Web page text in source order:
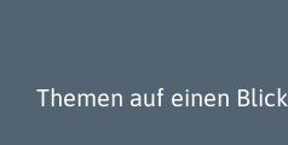
Themen auf einen Blick